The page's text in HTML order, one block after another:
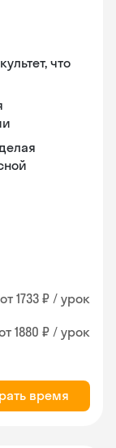
что
от 1733 ₽ / урок
1880 ₽ / урок
время